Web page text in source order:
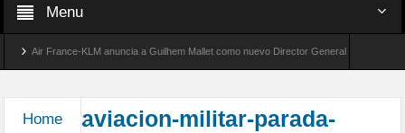
Menu
Air France-KLM anuncia a Guilhem Mallet como nuevo Director General para América
Home aviacion-militar-parada-